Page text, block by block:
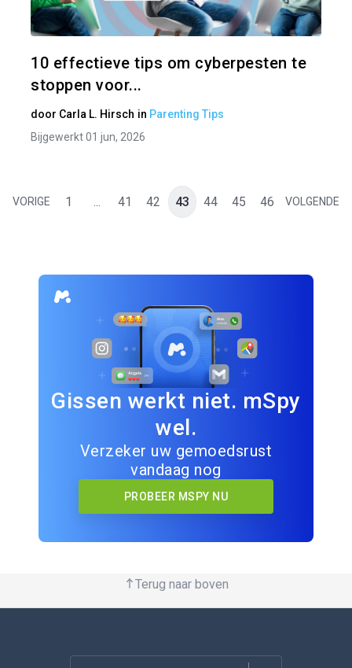
10 effectieve tips om cyberpesten te
stoppen voor...
door Carla L. Hirsch in Parenting Tips
Bijgewerkt 01 jun, 2026
VORIGE 1 ... 41 42 43 44 45 46 VOLGENDE
Gissen werkt niet. mSpy
wel.
Verzeker uw gemoedsrust
vandaag nog
PROBEER MSPY NU
Terug naar boven